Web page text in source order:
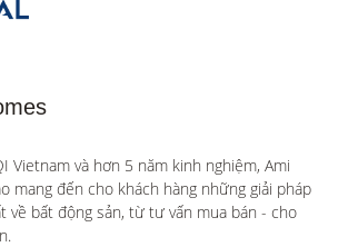
Vietnam và hơn 5 năm kinh nghiệm, Ami
mang đến cho khách hàng những giải pháp
về bất động sản, từ tư vấn mua bán - cho